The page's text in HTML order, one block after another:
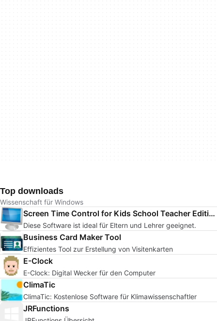
Top downloads
Wissenschaft für Windows
Screen Time Control for Kids School Teacher Edition
Diese Software ist ideal für Eltern und Lehrer geeignet.
Business Card Maker Tool
Effizientes Tool zur Erstellung von Visitenkarten
E-Clock
E-Clock: Digital Wecker für den Computer
ClimaTic
ClimaTic: Kostenlose Software für Klimawissenschaftler
JRFunctions